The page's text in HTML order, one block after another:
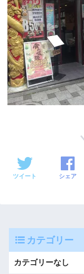
ツイート シェア
カテゴリー
カテゴリーなし